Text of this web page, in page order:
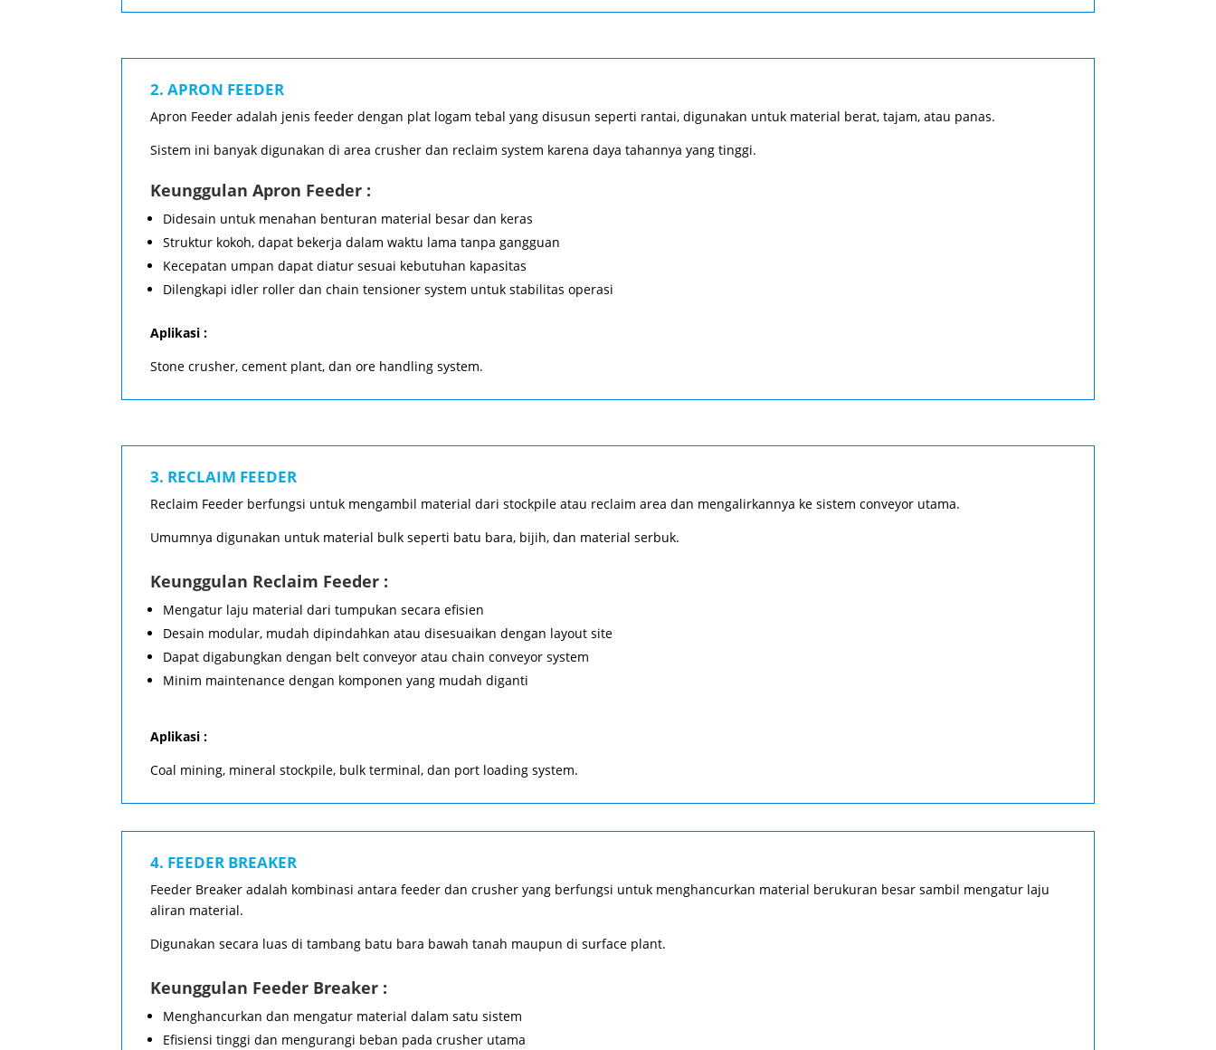
2. APRON FEEDER
Apron Feeder adalah jenis feeder dengan plat logam tebal yang disusun seperti rantai, digunakan untuk material berat, tajam, atau panas.
Sistem ini banyak digunakan di area crusher dan reclaim system karena daya tahannya yang tinggi.
Keunggulan Apron Feeder :
Didesain untuk menahan benturan material besar dan keras
Struktur kokoh, dapat bekerja dalam waktu lama tanpa gangguan
Kecepatan umpan dapat diatur sesuai kebutuhan kapasitas
Dilengkapi idler roller dan chain tensioner system untuk stabilitas operasi
Aplikasi :
Stone crusher, cement plant, dan ore handling system.
3. RECLAIM FEEDER
Reclaim Feeder berfungsi untuk mengambil material dari stockpile atau reclaim area dan mengalirkannya ke sistem conveyor utama.
Umumnya digunakan untuk material bulk seperti batu bara, bijih, dan material serbuk.
Keunggulan Reclaim Feeder :
Mengatur laju material dari tumpukan secara efisien
Desain modular, mudah dipindahkan atau disesuaikan dengan layout site
Dapat digabungkan dengan belt conveyor atau chain conveyor system
Minim maintenance dengan komponen yang mudah diganti
Aplikasi :
Coal mining, mineral stockpile, bulk terminal, dan port loading system.
4. FEEDER BREAKER
Feeder Breaker adalah kombinasi antara feeder dan crusher yang berfungsi untuk menghancurkan material berukuran besar sambil mengatur laju
aliran material.
Digunakan secara luas di tambang batu bara bawah tanah maupun di surface plant.
Keunggulan Feeder Breaker :
Menghancurkan dan mengatur material dalam satu sistem
Efisiensi tinggi dan mengurangi beban pada crusher utama